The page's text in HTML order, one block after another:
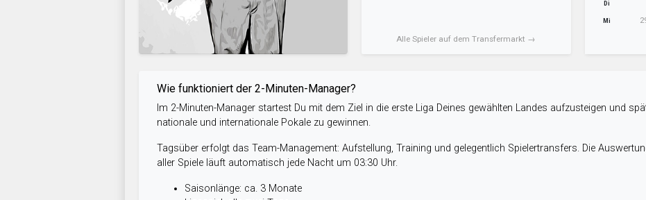
Alle Spieler auf dem Transfermarkt →
Di
Mi
Wie funktioniert der 2-Minuten-Manager?
Im 2-Minuten-Manager startest Du mit dem Ziel in die erste Liga Deines gewählten Landes aufzusteigen und
nationale und internationale Pokale zu gewinnen.
Tagsüber erfolgt das Team-Management: Aufstellung, Training und gelegentlich Spielertransfers. Die
aller Spiele läuft automatisch jede Nacht um 03:30 Uhr.
Saisonlänge: ca. 3 Monate